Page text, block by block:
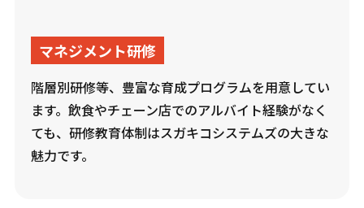
マネジメント研修
階層別研修等、豊富な育成プログラムを用意してい
ます。飲食やチェーン店でのアルバイト経験がなく
ても、研修教育体制はスガキコシステムズの大きな
魅力です。